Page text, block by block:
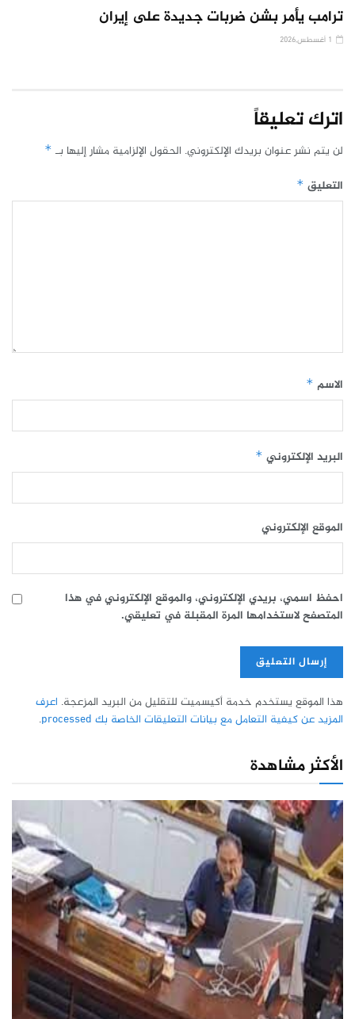
ترامب يأمر بشن ضربات جديدة على إيران
اترك تعليقاً
لن يتم نشر عنوان بريدك الإلكتروني. الحقول الإلزامية مشار إليها بـ *
التعليق *
الاسم *
البريد الإلكتروني *
الموقع الإلكتروني
احفظ اسمي، بريدي الإلكتروني، والموقع الإلكتروني في هذا
المتصفح لاستخدامها المرة المقبلة في تعليقي.
هذا الموقع يستخدم خدمة أكيسميت للتقليل من البريد المزعجة. اعرف
المزيد عن كيفية التعامل مع بيانات التعليقات الخاصة بك processed
.
الأكثر مشاهدة